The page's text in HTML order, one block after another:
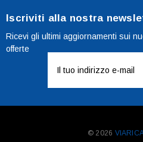
Iscriviti alla nostra
Ricevi gli ultimi aggiornamenti sui
offerte
mail
© 2026